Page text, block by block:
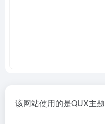
该网站使用的是QUX主题